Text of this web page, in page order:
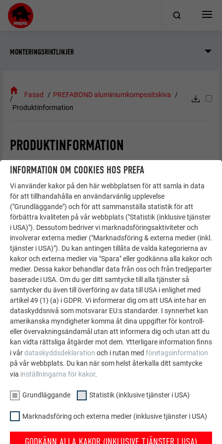
MONTERINGSRIKTLINJER
Fasad
PREFABOND aluminiumkompositskiva
Produktinformation
PRODUKTINFORMATION
FR-kärna
A2-kärna
Kantning
TILLBAKA NÄSTA
FAMILJEFÖRETAGET | PREFA
Om oss
VI HJÄLPER DIG
Frågor och svar
INFORMATION OM COOKIES HOS PREFA
Vi använder kakor på den här webbplatsen för att samla in data
för att tillhandahålla en användarvänlig upplevelse
("Grundläggande") och för att sammanställa statistik för att
förbättra kvaliteten på vår webbplats ("Statistik (inklusive tjänster
i USA)"). Dessutom bedriver vi marknadsföringsaktiviteter och
involverar externa medier ("Marknadsföring & externa medier (inkl.
tjänster i USA)"). Du kan antingen tillåta de valda kategorierna av
kakor och externa medier via "Spara" eller godkänna alla kakor och
medier. Dessa kakor behandlar data från oss och från tredjeparter
baserade i USA. Om du ger ditt samtycke till alla tjänster så
samtycker du även till överföring av data till USA i enlighet med
artikel 49 (1) (a) i GDPR. Vi informerar dig om att USA inte har en
dataskyddsnivå som motsvarar EU:s standarder. I synnerhet kan
amerikanska myndigheter komma åt dina uppgifter för kontroll-
eller övervakningsändamål utan att informera dig och utan att du
kan vidta rättsliga åtgärder mot dem. Ytterligare information finns
i vårdataskyddsdeklaration och i rutan med företagsinformation
på vår webbplats. Du kan när som helst återkalla ditt samtycke
via inställningarna för kakor.
Grundläggande Statistik (inklusive tjänster i USA)
Marknadsföring och externa medier (inklusive tjänster i USA)